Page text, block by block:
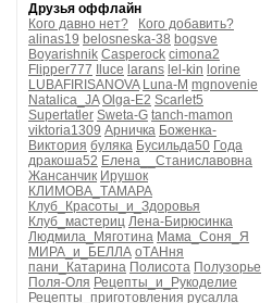
Друзья оффлайн
Кого давно нет?
Кого добавить?
alinas19 belosneska-38 bogsve
Boyarishnik Casperock cimona2
Flipper777
Iluce larans lel-kin lorine
LUBAFIRISANOVA Luna-M mgnovenie
Natalica_JA Olga-E2 Scarlet5
Supertatler Sweta-G tanch-mamon
viktoria1309 Арничка Боженка-
Виктория буляка Бусильда50 Года
дракоша52 Елена__Станиславовна
Жансанчик Ирушок
КЛИМОВА_ТАМАРА
Клуб_Красоты_и_Здоровья
Клуб_мастериц Лена-Бирюсинка
Людмила_Мяготина Мама_Соня_Я
МИРА_и_БЕЛЛА оТАНня
пани_Катарина Полисота Полузорье
Поля-Оля Рецепты_и_Рукоделие
Рецепты_приготовления русалла